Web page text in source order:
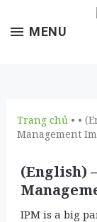
ToggleMENU
Trang chủ• •
Management
(English)
IPM is a big